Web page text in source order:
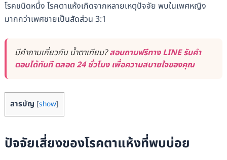
โรคชนิดหนึ่ง โรคตาแห้งเกิดจากหลายเหตุปัจจัย พบในเพศหญิง
มากกว่าเพศชายเป็นสัดส่วน 3:1
มีคำถามเกี่ยวกับ น้ำตาเทียม?สอบถามฟรีทาง LINE รับคำ
ตอบได้ทันที ตลอด 24 ชั่วโมง เพื่อความสบายใจของคุณ
สารบัญ [show]
ปัจจัยเสี่ยงของโรคตาแห้งที่พบบ่อย